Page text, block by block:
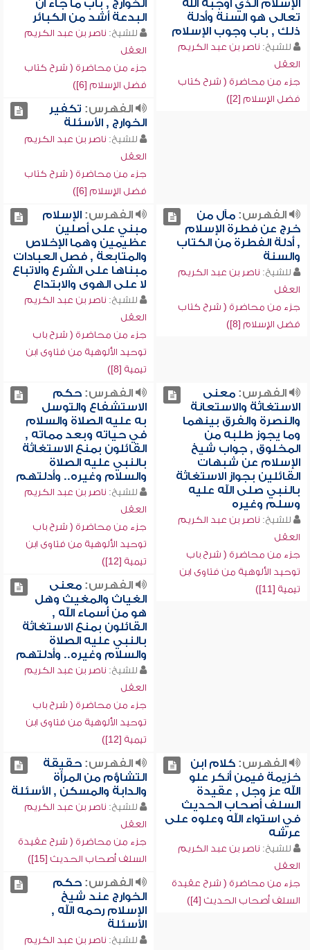
الإسلام الذي أوجبه الله
تعالى هو السنة وأدلة
ذلك , باب وجوب الإسلام
للشيخ: ناصر بن عبد الكريم
العقل
جزء من محاضرة ( شرح كتاب
فضل الإسلام [2])
الخوارج , باب ما جاء أن
البدعة أشد من الكبائر
للشيخ: ناصر بن عبد الكريم
العقل
جزء من محاضرة ( شرح كتاب
فضل الإسلام [6])
الفهرس: تكفير
الخوارج , الأسئلة
للشيخ: ناصر بن عبد الكريم
العقل
جزء من محاضرة ( شرح كتاب
فضل الإسلام [6])
الفهرس:مآل من
خرج عن فطرة الإسلام
, أدلة الفطرة من الكتاب
والسنة
للشيخ: ناصر بن عبد الكريم
العقل
جزء من محاضرة ( شرح كتاب
فضل الإسلام [8])
الفهرس:الإسلام
مبني على أصلين
عظيمين وهما الإخلاص
والمتابعة , فصل العبادات
مبناها على الشرع والاتباع
لا على الهوى والابتداع
للشيخ: ناصر بن عبد الكريم
العقل
جزء من محاضرة ( شرح باب
توحيد الألوهية من فتاوى ابن
تيمية [8])
الفهرس:معنى
الاستغاثة والاستعانة
والنصرة والفرق بينهما
وما يجوز طلبه من
المخلوق , جواب شيخ
الإسلام عن شبهات
القائلين بجواز الاستغاثة
بالنبي صلى الله عليه
وسلم وغيره
للشيخ: ناصر بن عبد الكريم
العقل
جزء من محاضرة ( شرح باب
توحيد الألوهية من فتاوى ابن
تيمية [11])
الفهرس:حكم
الاستشفاع والتوسل
به عليه الصلاة والسلام
في حياته وبعد مماته ,
القائلون بمنع الاستغاثة
بالنبي عليه الصلاة
والسلام وغيره.. وأدلتهم
للشيخ: ناصر بن عبد الكريم
العقل
جزء من محاضرة ( شرح باب
توحيد الألوهية من فتاوى ابن
تيمية [12])
الفهرس:معنى
الغياث والمغيث وهل
هو من أسماء الله ,
القائلون بمنع الاستغاثة
بالنبي عليه الصلاة
والسلام وغيره.. وأدلتهم
للشيخ: ناصر بن عبد الكريم
العقل
جزء من محاضرة ( شرح باب
توحيد الألوهية من فتاوى ابن
تيمية [12])
الفهرس:كلام ابن
خزيمة فيمن أنكر علو
الله عز وجل , عقيدة
السلف أصحاب الحديث
في استواء الله وعلوه على
عرشه
للشيخ: ناصر بن عبد الكريم
العقل
جزء من محاضرة ( شرح عقيدة
السلف أصحاب الحديث [4])
الفهرس:حقيقة
التشاؤم من المرأة
والدابة والمسكن , الأسئلة
للشيخ: ناصر بن عبد الكريم
العقل
جزء من محاضرة ( شرح عقيدة
السلف أصحاب الحديث [15])
الفهرس:حكم
الخوارج عند شيخ
الإسلام رحمه الله ,
الأسئلة
للشيخ: ناصر بن عبد الكريم